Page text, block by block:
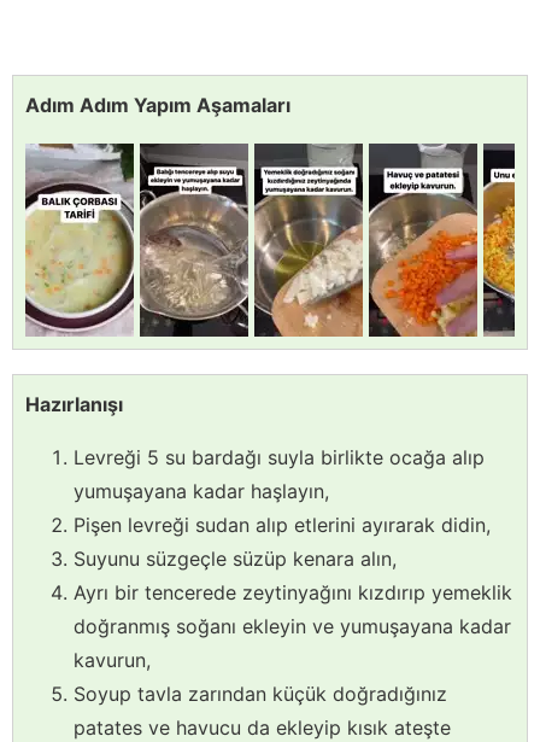
Adım Adım Yapım Aşamaları
Hazırlanışı
Levreği 5 su bardağı suyla birlikte ocağa alıp
yumuşayana kadar haşlayın,
Pişen levreği sudan alıp etlerini ayırarak didin,
Suyunu süzgeçle süzüp kenara alın,
Ayrı bir tencerede zeytinyağını kızdırıp yemeklik
doğranmış soğanı ekleyin ve yumuşayana kadar
kavurun,
Soyup tavla zarından küçük doğradığınız
patates ve havucu da ekleyip kısık ateşte